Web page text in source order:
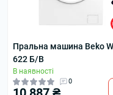
Пральна машина Beko
622 Б/В
В наявності
0